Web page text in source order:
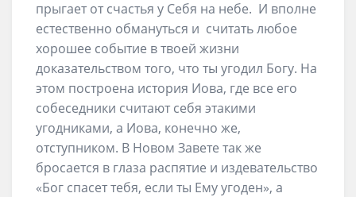
прыгает от счастья у Себя на небе. И вполне
естественно обмануться и считать любое
хорошее событие в твоей жизни
доказательством того, что ты угодил Богу. На
этом построена история Иова, где все его
собеседники считают себя этакими
угодниками, а Иова, конечно же,
отступником. В Новом Завете так же
бросается в глаза распятие и издевательство
«Бог спасет тебя, если ты Ему угоден», а